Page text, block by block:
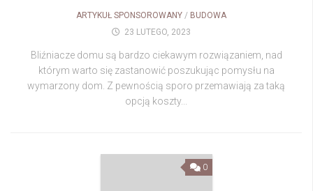
ARTYKUŁ SPONSOROWANY / BUDOWA
23 LUTEGO, 2023
Bliźniacze domu są bardzo ciekawym rozwiązaniem, nad
którym warto się zastanowić poszukując pomysłu na
wymarzony dom. Z pewnością sporo przemawiają za taką
opcją koszty...
0